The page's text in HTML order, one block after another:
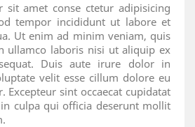
sit amet conse ctetur adipisicing
tempor incididunt ut labore et
Ut enim ad minim veniam, quis
ullamco laboris nisi ut aliquip ex
Duis aute irure dolor in
velit esse cillum dolore eu
Excepteur sint occaecat cupidatat
culpa qui officia deserunt mollit